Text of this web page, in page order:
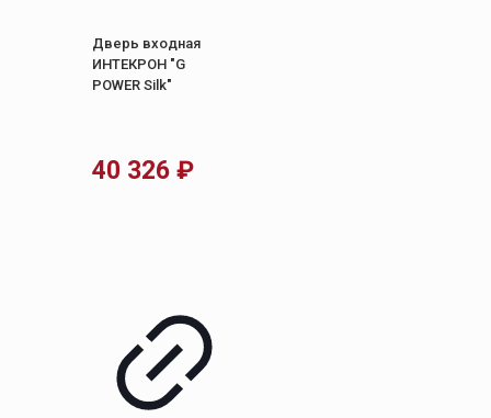
Дверь входная
ИНТЕКРОН "G
POWER Silk"
40 326₽